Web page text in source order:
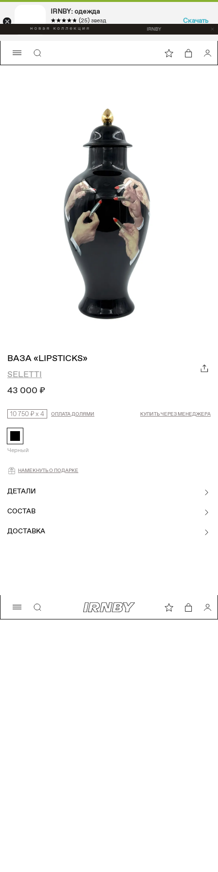
ВАЗА «LIPSTICKS»
SELETTI
43 000 ₽
10 750 ₽x 4 ОПЛАТА ДОЛЯМИ КУПИТЬ ЧЕРЕЗ МЕНЕДЖЕРА
Черный
Намекнуть о подарке
НАМЕКНУТЬ О ПОДАРКЕ
ДЕТАЛИ
СОСТАВ
ДОСТАВКА
IRNBY: одежда
☆☆☆☆☆
★★★★★ (25) звезд
Sport & casual, аксессуары
Скачать